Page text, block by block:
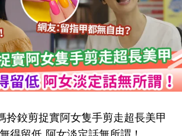
拎鉸剪捉實阿女隻手剪走超長美甲